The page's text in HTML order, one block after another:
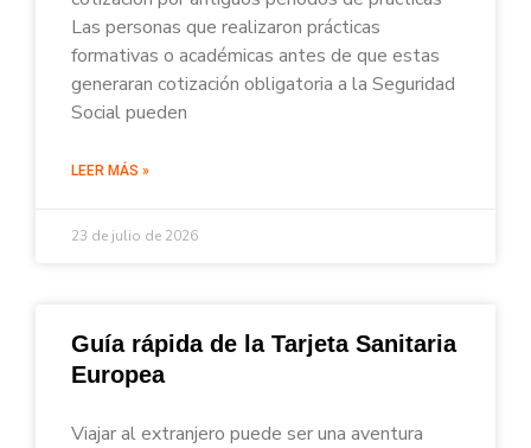
Las personas que realizaron prácticas
formativas o académicas antes de que estas
generaran cotización obligatoria a la Seguridad
Social pueden
LEER MÁS »
23 de julio de 2026
Guía rápida de la Tarjeta Sanitaria
Europea
Viajar al extranjero puede ser una aventura